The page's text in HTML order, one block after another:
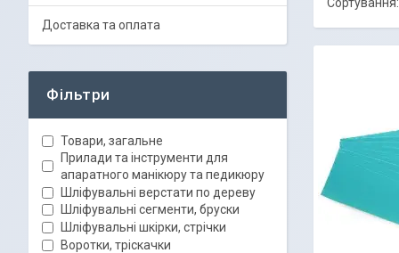
Доставка та оплата
Фільтри
Товари, загальне
Прилади та інструменти для
апаратного манікюру та педикюру
Шліфувальні верстати по дереву
Шліфувальні сегменти, бруски
Шліфувальні шкірки, стрічки
Воротки, тріскачки